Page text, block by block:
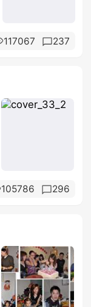
117067 237
105786 296